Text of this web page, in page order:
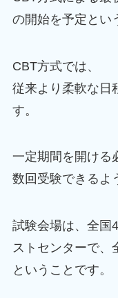
の開始を予定とい
CBT方式では、
従来より柔軟な日
す。
一定期間を開ける
数回受験できるよ
試験会場は、全国
ストセンターで、
ということです。